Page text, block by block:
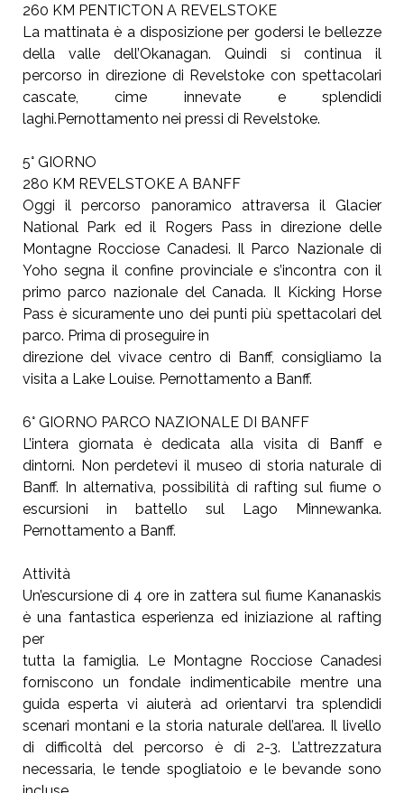
260 KM PENTICTON A REVELSTOKE
La mattinata è a disposizione per godersi le bellezze
della valle dell’Okanagan. Quindi si continua il
percorso in direzione di Revelstoke con spettacolari
cascate, cime innevate e splendidi
laghi.Pernottamento nei pressi di Revelstoke.
5° GIORNO
280 KM REVELSTOKE A BANFF
Oggi il percorso panoramico attraversa il Glacier
National Park ed il Rogers Pass in direzione delle
Montagne Rocciose Canadesi. Il Parco Nazionale di
Yoho segna il confine provinciale e s’incontra con il
primo parco nazionale del Canada. Il Kicking Horse
Pass è sicuramente uno dei punti più spettacolari del
parco. Prima di proseguire in
direzione del vivace centro di Banff, consigliamo la
visita a Lake Louise. Pernottamento a Banff.
6° GIORNO PARCO NAZIONALE DI BANFF
L’intera giornata è dedicata alla visita di Banff e
dintorni. Non perdetevi il museo di storia naturale di
Banff. In alternativa, possibilità di rafting sul fiume o
escursioni in battello sul Lago Minnewanka.
Pernottamento a Banff.
Attività
Un’escursione di 4 ore in zattera sul fiume Kananaskis
è una fantastica esperienza ed iniziazione al rafting
per
tutta la famiglia. Le Montagne Rocciose Canadesi
forniscono un fondale indimenticabile mentre una
guida esperta vi aiuterà ad orientarvi tra splendidi
scenari montani e la storia naturale dell’area. Il livello
di difficoltà del percorso è di 2-3. L’attrezzatura
necessaria, le tende spogliatoio e le bevande sono